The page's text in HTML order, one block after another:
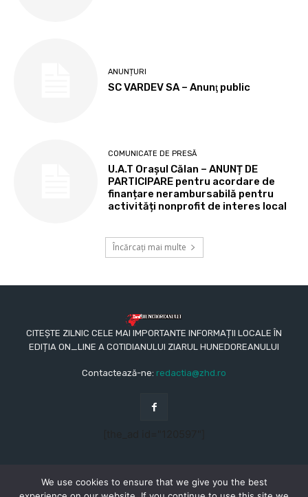
ANUNȚURI
SC VARDEV SA – Anunţ public
COMUNICATE DE PRESĂ
U.A.T Orașul Călan – ANUNȚ DE
PARTICIPARE pentru acordare de
finanțare nerambursabilă pentru
activități nonprofit de interes local
Încărcați mai multe
CITEȘTE ZILNIC CELE MAI IMPORTANTE INFORMAȚII LOCALE ÎN
EDIȚIA ON_LINE A COTIDIANULUI ZIARUL HUNEDOREANULUI
Contactează-ne: redactia@zhd.ro
We use cookies to ensure that we give you the best